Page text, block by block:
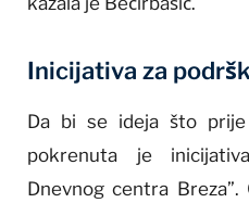
Inicijativa za
Da bi se ideja što
pokrenuta je
Dnevnog centra